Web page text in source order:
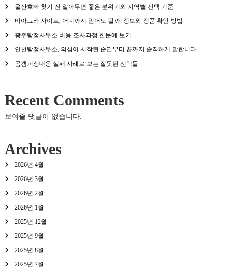
울산호빠 찾기 전 알아두면 좋은 분위기와 지역별 선택 기준
비아그라 사이트, 어디까지 믿어도 될까: 정보와 정품 확인 방법
광주탐정사무소 비용·조사과정 한눈에 보기
인천탐정사무소, 의심이 시작된 순간부터 끝까지 솔직하게 말합니다
몸캠피싱대응 실패 사례로 보는 잘못된 선택들
Recent Comments
보여줄 댓글이 없습니다.
Archives
2026년 4월
2026년 3월
2026년 2월
2026년 1월
2025년 12월
2025년 9월
2025년 8월
2025년 7월